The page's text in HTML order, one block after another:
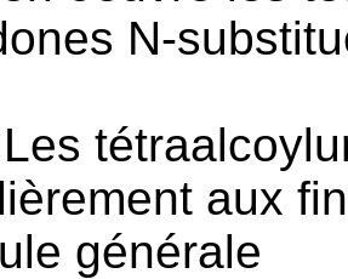
N-
Les
aux
générale